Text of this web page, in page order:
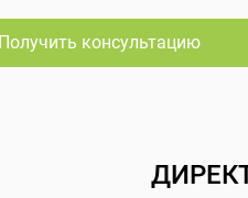
Получить консультацию